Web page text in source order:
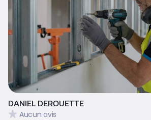
DANIEL DEROUETTE
Aucun avis